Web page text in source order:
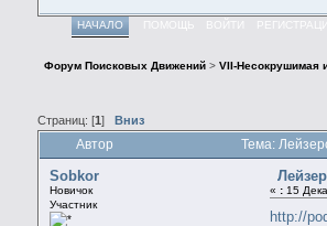
НАЧАЛО ПОМОЩЬ ВОЙТИ
Форум Поисковых Движений >VII-Несокрушимая
Страниц: [1 ] Вниз
Автор Тема:
Sobkor
Новичок
Участник
« : 15
http://